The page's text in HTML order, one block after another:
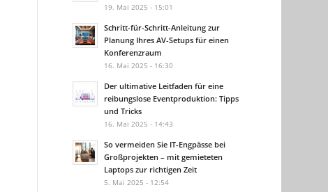
19. Mai 2025 - 15:01
Schritt-für-Schritt-Anleitung zur
Planung Ihres AV-Setups für einen
Konferenzraum
16. Mai 2025 - 16:30
Der ultimative Leitfaden für eine
reibungslose Eventproduktion: Tipps
und Tricks
16. Mai 2025 - 14:43
So vermeiden Sie IT-Engpässe bei
Großprojekten – mit gemieteten
Laptops zur richtigen Zeit
5. Mai 2025 - 12:54